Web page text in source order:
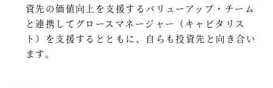
資先の価値向上を支援するバリューアップ・チーム
と連携してグロースマネージャー（キャピタリス
ト）を支援するとともに、自らも投資先と向き合い
ます。